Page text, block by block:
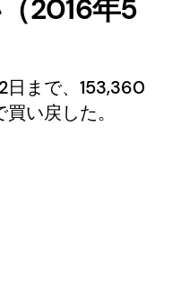
2016年5
日まで、153,360
い戻した。